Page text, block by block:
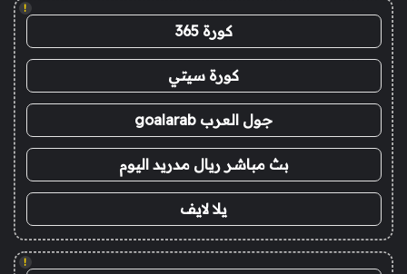
!
كورة 365
كورة سيتي
جول العرب goalarab
بث مباشر ريال مدريد اليوم
يلا لايف
!